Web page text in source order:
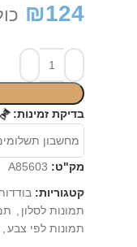
₪124
בדיקת זמינות:
מק"ט: A85603
קטגוריות:
תמונות לסלון ,
תמונות לפי צבע,